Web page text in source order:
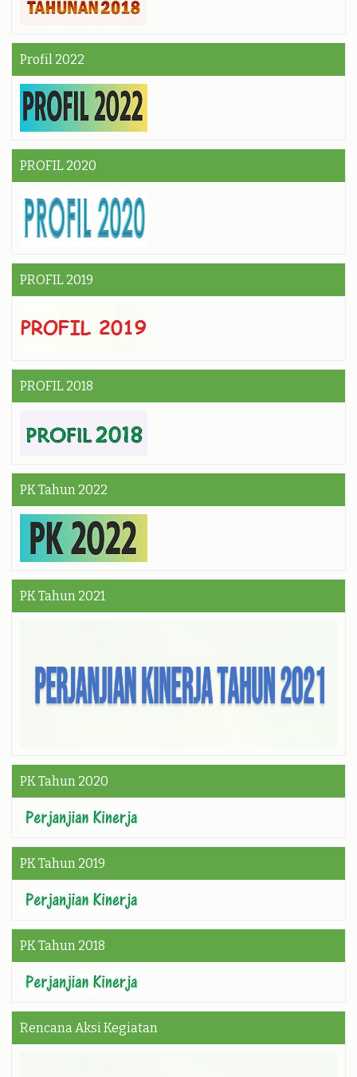
Profil 2022
PROFIL 2020
PROFIL 2019
PROFIL 2018
PK Tahun 2022
PK Tahun 2021
PK Tahun 2020
PK Tahun 2019
PK Tahun 2018
Rencana Aksi Kegiatan